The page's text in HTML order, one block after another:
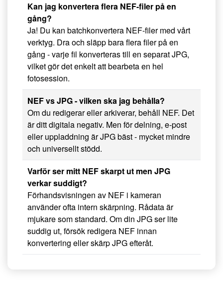
Kan jag konvertera flera NEF-filer på en
gång?
Ja! Du kan batchkonvertera NEF-filer med vårt
verktyg. Dra och släpp bara flera filer på en
gång - varje fil konverteras till en separat JPG,
vilket gör det enkelt att bearbeta en hel
fotosession.
NEF vs JPG - vilken ska jag behålla?
Om du redigerar eller arkiverar, behåll NEF. Det
är ditt digitala negativ. Men för delning, e-post
eller uppladdning är JPG bäst - mycket mindre
och universellt stödd.
Varför ser mitt NEF skarpt ut men JPG
verkar suddigt?
Förhandsvisningen av NEF i kameran
använder ofta intern skärpning. Rådata är
mjukare som standard. Om din JPG ser lite
suddig ut, försök redigera NEF innan
konvertering eller skärp JPG efteråt.